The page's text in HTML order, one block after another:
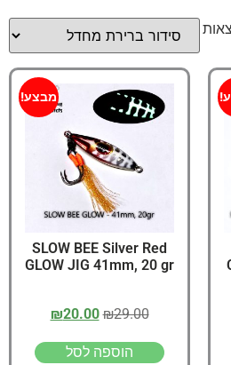
מבצע!
SLOW BEE Silver Red
GLOW JIG 41mm, 20 gr
₪29.00
₪20.00
הוספה לסל